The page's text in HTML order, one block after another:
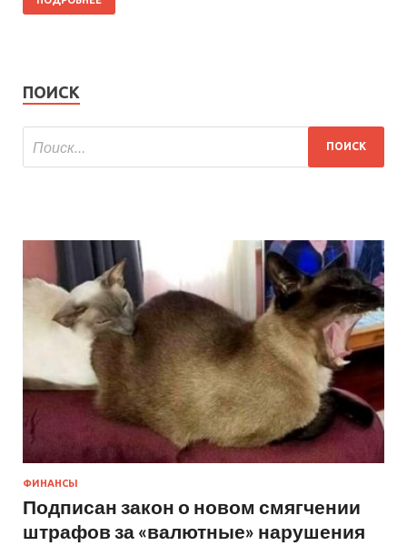
ПОИСК
ФИНАНСЫ
Подписан закон о новом смягчении
штрафов за «валютные» нарушения